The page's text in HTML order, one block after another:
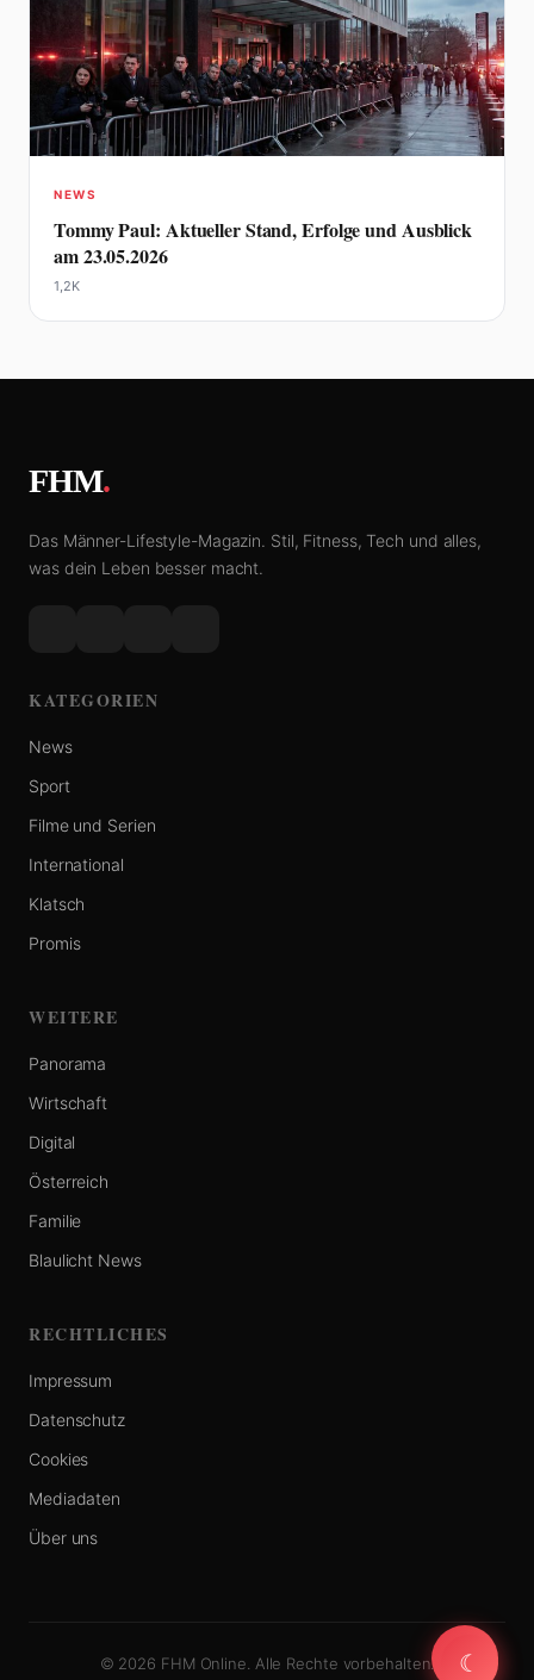
NEWS
Tommy Paul: Aktueller Stand, Erfolge und Ausblick
am 23.05.2026
1,2K
FHM.
Das Männer-Lifestyle-Magazin. Stil, Fitness, Tech und alles,
was dein Leben besser macht.
KATEGORIEN
News
Sport
Filme und Serien
International
Klatsch
Promis
WEITERE
Panorama
Wirtschaft
Digital
Österreich
Familie
Blaulicht News
RECHTLICHES
Impressum
Datenschutz
Cookies
Mediadaten
Über uns
© 2026 FHM Online. Alle Rechte vorbehalten.
☾
☾